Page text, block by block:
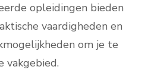
opleidingen bieden
vaardigheden en
om je te
vakgebied.